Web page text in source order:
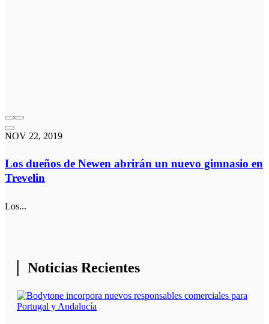
NOV 22, 2019
Los dueños de Newen abrirán un nuevo gimnasio en
Trevelin
Los...
Noticias Recientes